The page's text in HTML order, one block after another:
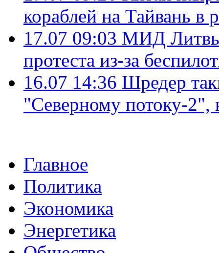
кораблей на Тайвань в
17.07 09:03 МИД Литвы
протеста из-за
16.07 14:36 Шредер
"Северному потоку-2",
Главное
Политика
Экономика
Энергетика